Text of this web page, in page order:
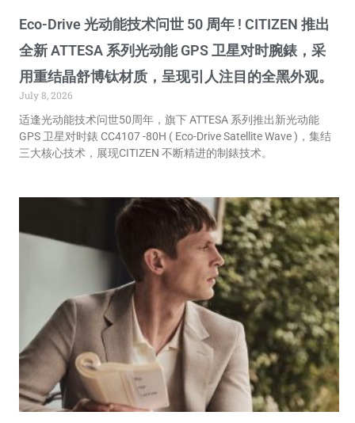
Eco-Drive 光动能技术问世 50 周年 ! CITIZEN 推出
全新 ATTESA 系列光动能 GPS 卫星对时腕錶，采
用重结晶舒博钛材质，呈现引人注目的全黑外观。
July 8, 2026
适逢光动能技术问世50周年，旗下 ATTESA 系列推出新光动能
GPS 卫星对时錶 CC4107 -80H ( Eco-Drive Satellite Wave )，集结
三大核心技术，展现CITIZEN 不断精进的制錶技术。